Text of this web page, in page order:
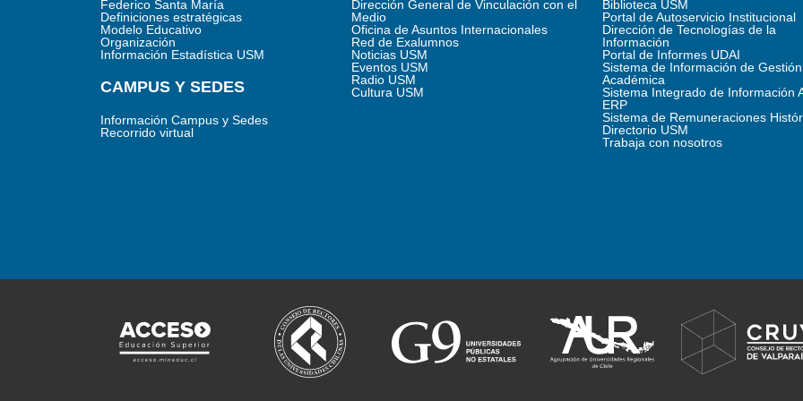
Federico Santa María
Definiciones estratégicas
Modelo Educativo
Organización
Información Estadística USM
CAMPUS Y SEDES
Información Campus y Sedes
Recorrido virtual
Dirección General de Vinculación con el
Medio
Oficina de Asuntos Internacionales
Red de Exalumnos
Noticias USM
Eventos USM
Radio USM
Cultura USM
Biblioteca USM
Portal de Autoservicio Institucional
Dirección de Tecnologías de la
Información
Portal de Informes UDAI
Sistema de Información de Gestión
Académica
Sistema Integrado de Información
ERP
Sistema de Remuneraciones
Directorio USM
Trabaja con nosotros